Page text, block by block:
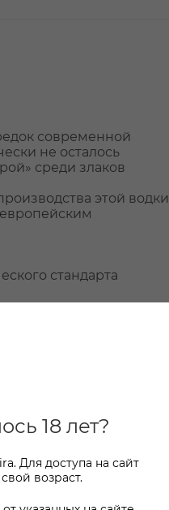
18 лет?
Для доступа на сайт
возраст.
современной
не осталось
среди злаков
этой водки
стандарта